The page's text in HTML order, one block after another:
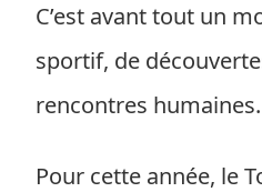
C’est avant tout un
sportif, de
rencontres humaines.
Pour cette année, le